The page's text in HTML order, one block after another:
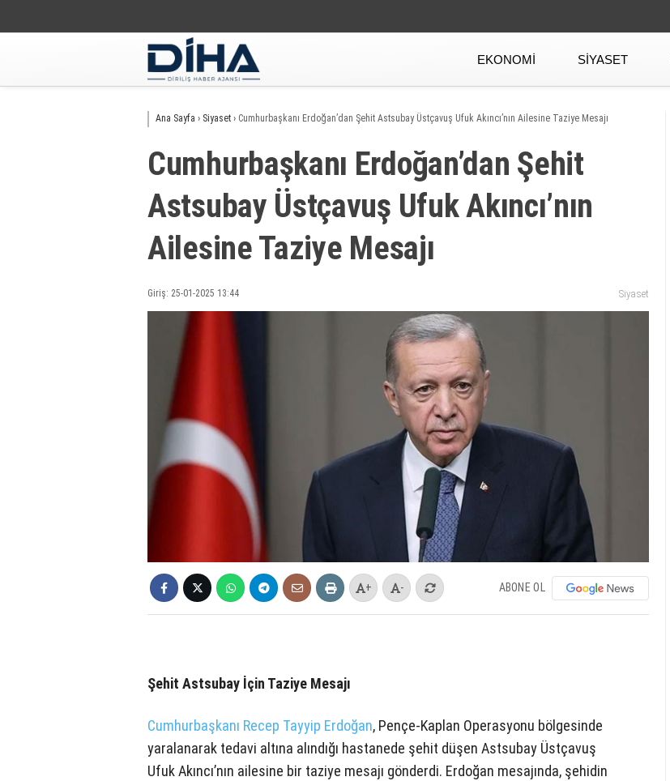
EKONOMI SIYASET
Ana Sayfa › Siyaset › Cumhurbaşkanı Erdoğan’dan Şehit Astsubay Üstçavuş Ufuk Akıncı’nın Ailesine Taziye Mesajı
Cumhurbaşkanı Erdoğan’dan Şehit
Astsubay Üstçavuş Ufuk Akıncı’nın
Ailesine Taziye Mesajı
Giriş: 25-01-2025 13:44 Siyaset
+ - ABONE OL
Şehit Astsubay İçin Taziye Mesajı
Cumhurbaşkanı Recep Tayyip Erdoğan, Pençe-Kaplan Operasyonu bölgesinde
yaralanarak tedavi altına alındığı hastanede şehit düşen Astsubay Üstçavuş
Ufuk Akıncı’nın ailesine bir taziye mesajı gönderdi. Erdoğan mesajında, şehidin